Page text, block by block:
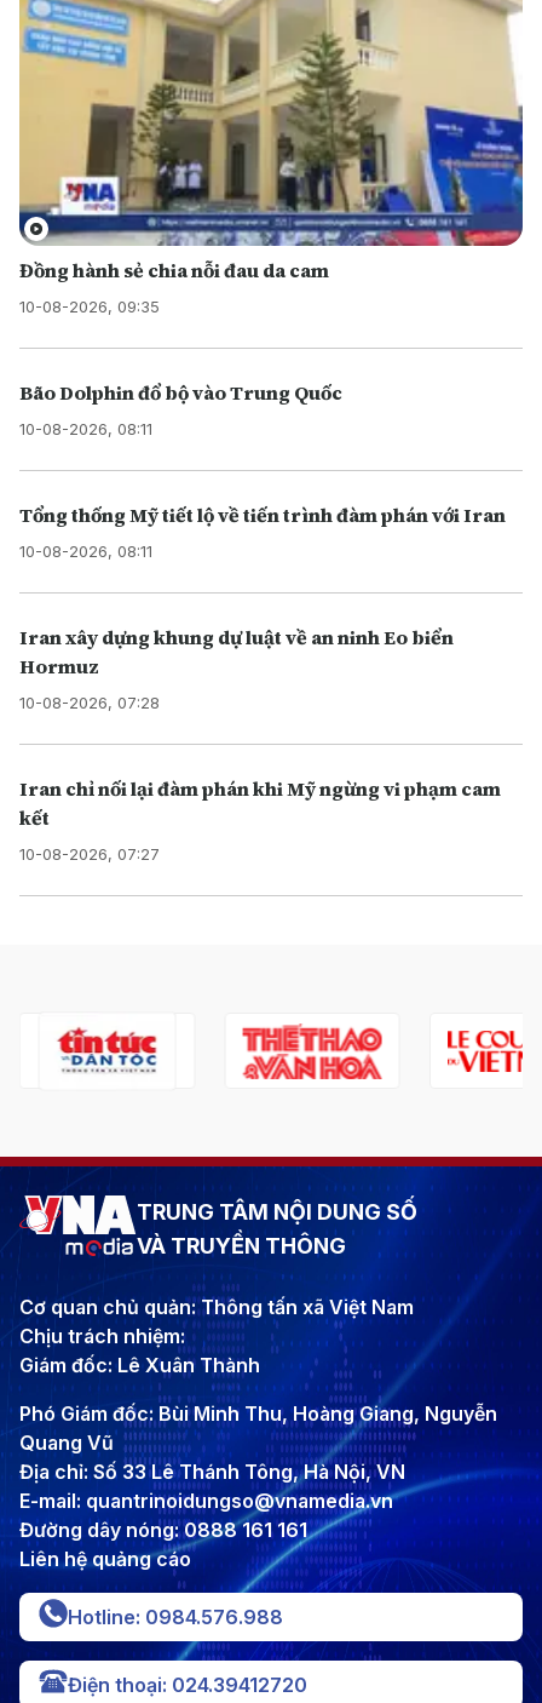
Đồng hành sẻ chia nỗi đau da cam
10-08-2026, 09:35
Bão Dolphin đổ bộ vào Trung Quốc
10-08-2026, 08:11
Tổng thống Mỹ tiết lộ về tiến trình đàm phán với Iran
10-08-2026, 08:11
Iran xây dựng khung dự luật về an ninh Eo biển
Hormuz
10-08-2026, 07:28
Iran chỉ nối lại đàm phán khi Mỹ ngừng vi phạm cam
kết
10-08-2026, 07:27
TRUNG TÂM NỘI DUNG SỐ
VÀ TRUYỀN THÔNG
Cơ quan chủ quản: Thông tấn xã Việt Nam
Chịu trách nhiệm:
Giám đốc: Lê Xuân Thành
Phó Giám đốc: Bùi Minh Thu, Hoàng Giang, Nguyễn
Quang Vũ
Địa chỉ: Số 33 Lê Thánh Tông, Hà Nội, VN
E-mail: quantrinoidungso@vnamedia.vn
Đường dây nóng: 0888 161 161
Liên hệ quảng cáo
Hotline: 0984.576.988
Điện thoại: 024.39412720